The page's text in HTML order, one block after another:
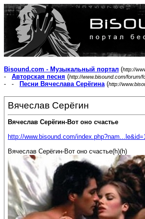
Bisound.com - Музыкальный портал (http://
- Авторская песня (http://www.bisound.com/forum/
- -
Песни Вячеслава Серёгина(http://
Вячеслав Серёгин
Вячеслав Серёгин-Вот оно счастье
http://www.bisound.com/
Вячеслав Серёгин-Вот оно счастье(h)(h)